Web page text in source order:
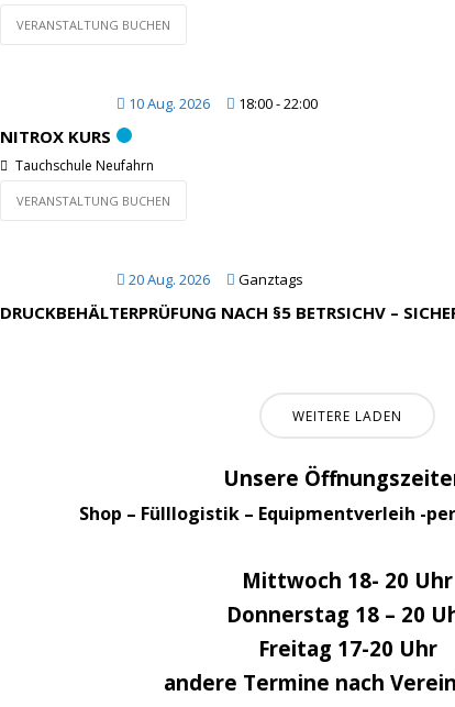
VERANSTALTUNG BUCHEN
10 Aug. 2026 18:00-22:00
NITROX KURS
Tauchschule Neufahrn
VERANSTALTUNG BUCHEN
20 Aug. 2026 Ganztags
DRUCKBEHÄLTERPRÜFUNG NACH §5 BETRSICHV –
WEITERE LADEN
Unsere
Shop – Fülllogistik – Equipmentverleih -
Mittwoch 18- 20 Uhr
Donnerstag 18 – 20
Freitag 17-20 Uhr
andere Termine nach